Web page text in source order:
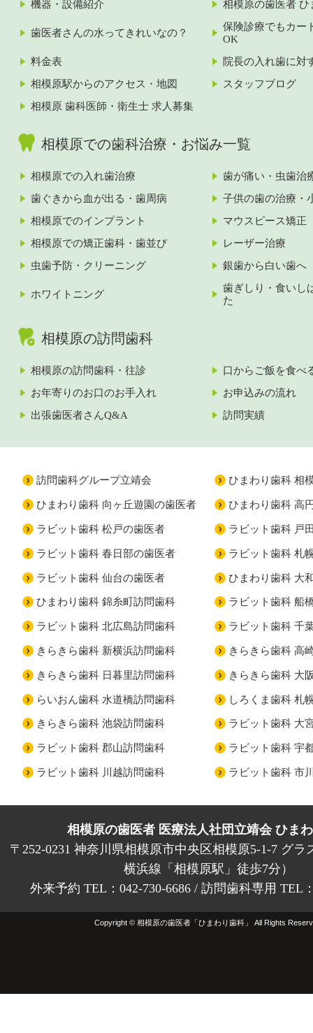
機器・設備紹介 相模原の歯医者 ひ
歯医者さんの水ってきれいなの？
保険診療でもカー
OK
料金表
院長の入れ歯に対
相模原駅からのアクセス・地図
スタッフブログ
相模原 歯科医師・衛生士 求人募集
相模原での歯科治療・お悩み一覧
相模原での入れ歯治療
歯が痛い・虫歯治
歯ぐきから血が出る・歯周病
子供の歯の治療・
相模原でのインプラント
マウスピース矯正
相模原での矯正歯科・歯並び
レーザー治療
虫歯予防・クリーニング
銀歯から白い歯へ
ホワイトニング
歯ぎしり・食いし
た
相模原の訪問歯科
相模原の訪問歯科・往診
口からご飯を食べ
お年寄りのお口のお手入れ
お申込みの流れ
出張歯医者さんQ&A
訪問実績
訪問歯科グループ立靖会 ひまわり歯科 相
ひまわり歯科 向ヶ丘遊園の歯医者 ひまわり歯科 高
ラビット歯科 松戸の歯医者 ラビット歯科 戸
ラビット歯科 春日部の歯医者 ラビット歯科 札
ラビット歯科 仙台の歯医者 ひまわり歯科 大
ひまわり歯科 錦糸町訪問歯科 ラビット歯科 船
ラビット歯科 北広島訪問歯科 ラビット歯科 千
きらきら歯科 新横浜訪問歯科 きらきら歯科 高
きらきら歯科 日暮里訪問歯科 きらきら歯科 大
らいおん歯科 水道橋訪問歯科 しろくま歯科 札
きらきら歯科 池袋訪問歯科 ラビット歯科 大
ラビット歯科 郡山訪問歯科 ラビット歯科 宇
ラビット歯科 川越訪問歯科 ラビット歯科 市
相模原の歯医者 医療法人社団立靖会 ひま
〒252-0231 神奈川県相模原市中央区相模原5-1-7 グラ
横浜線「相模原駅」徒歩7分）
外来予約 TEL：042-730-6686 / 訪問歯科専用 TEL
Copyright © 相模原の歯医者「ひまわり歯科」 All Rights